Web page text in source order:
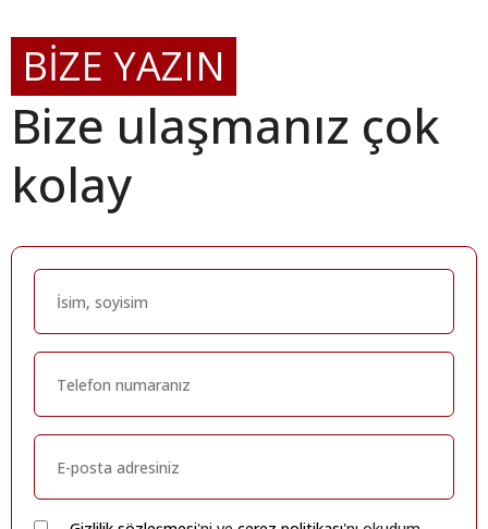
BİZE YAZIN
Bize ulaşmanız çok
kolay